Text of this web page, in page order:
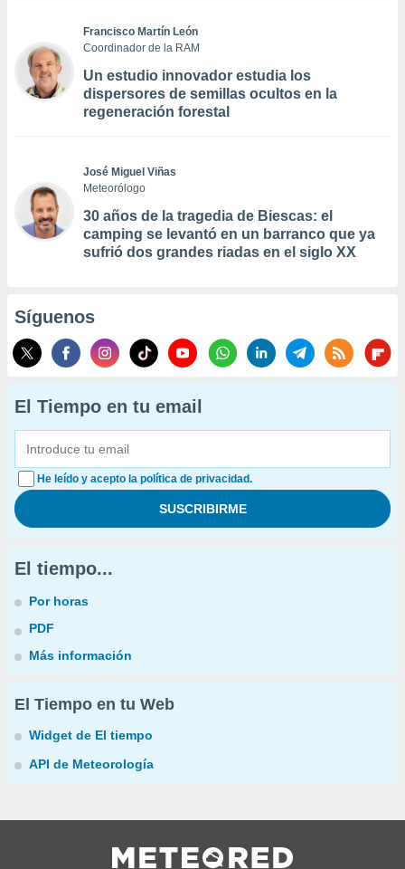
Francisco Martín León
Coordinador de la RAM
Un estudio innovador estudia los
dispersores de semillas ocultos en la
regeneración forestal
José Miguel Viñas
Meteorólogo
30 años de la tragedia de Biescas: el
camping se levantó en un barranco que ya
sufrió dos grandes riadas en el siglo XX
Síguenos
El Tiempo en tu email
He leído y acepto la política de privacidad.
El tiempo...
Por horas
PDF
Más información
El Tiempo en tu Web
Widget de El tiempo
API de Meteorología